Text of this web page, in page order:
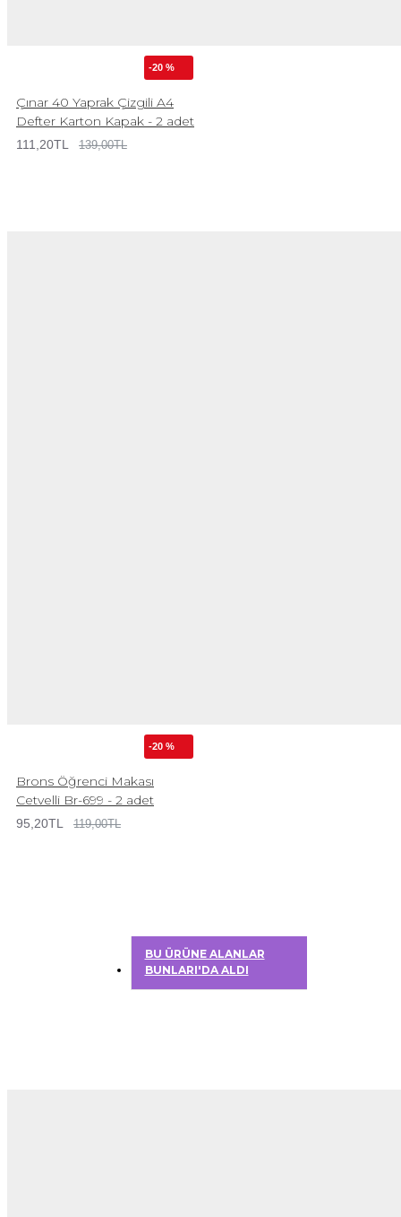
-20 %
Çınar 40 Yaprak Çizgili A4
Defter Karton Kapak - 2 adet
111,20TL 139,00TL
-20 %
Brons Öğrenci Makası
Cetvelli Br-699 - 2 adet
95,20TL 119,00TL
BU ÜRÜNE ALANLAR
BUNLARI'DA ALDI